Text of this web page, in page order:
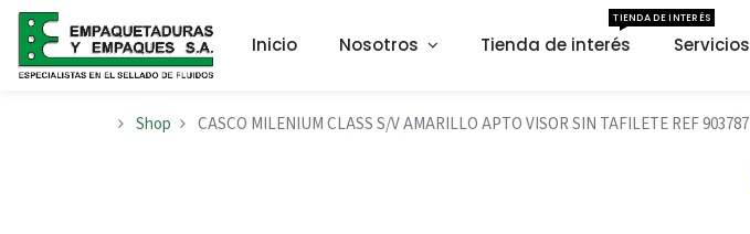
Inicio Nosotros Tienda de interés
TIENDA DE INTERÉS
Servicios
Shop CASCO MILENIUM CLASS S/V AMARILLO APTO VISOR SIN TAFILETE REF 903787